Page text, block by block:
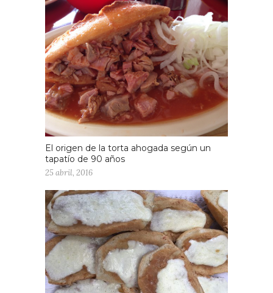
El origen de la torta ahogada según un
tapatío de 90 años
25 abril, 2016